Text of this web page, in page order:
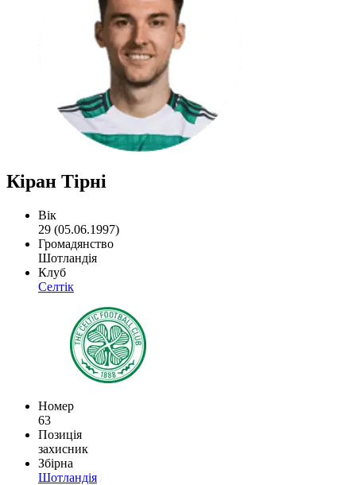
Кіран Тірні
Вік
29 (05.06.1997)
Громадянство
Шотландія
Клуб
Селтік
Номер
63
Позиція
захисник
Збірна
Шотландія